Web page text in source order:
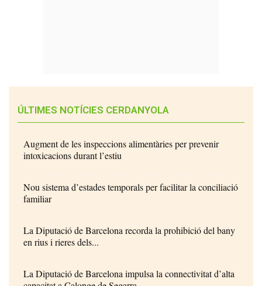
ÚLTIMES NOTÍCIES CERDANYOLA
Augment de les inspeccions alimentàries per prevenir
intoxicacions durant l’estiu
Nou sistema d’estades temporals per facilitar la conciliació
familiar
La Diputació de Barcelona recorda la prohibició del bany
en rius i rieres dels...
La Diputació de Barcelona impulsa la connectivitat d’alta